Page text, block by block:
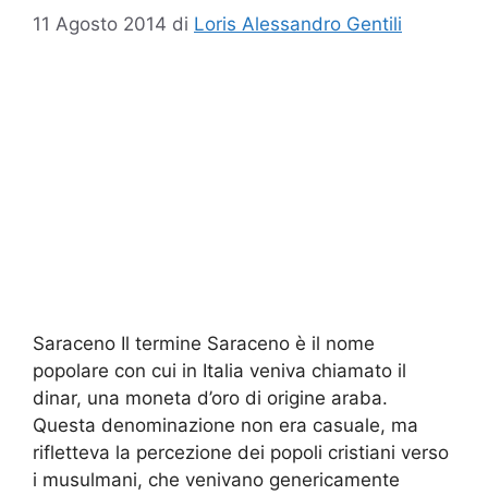
11 Agosto 2014 di Loris Alessandro Gentili
Saraceno Il termine Saraceno è il nome
popolare con cui in Italia veniva chiamato il
dinar, una moneta d’oro di origine araba.
Questa denominazione non era casuale, ma
rifletteva la percezione dei popoli cristiani verso
i musulmani, che venivano genericamente